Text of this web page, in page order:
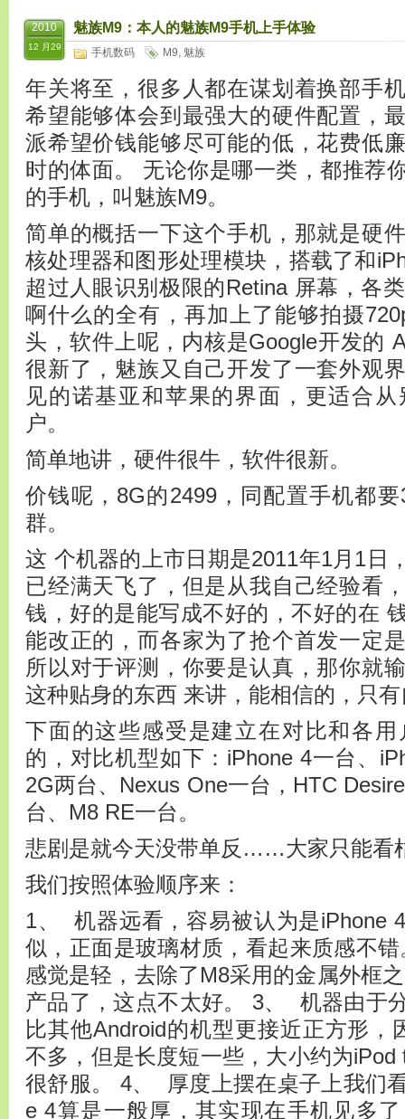
2010
12 月29
魅族M9：本人的魅族M9手机上手体验
手机数码 M9, 魅族
年关将至，很多人都在谋划着换部手
希望能够体会到最强大的硬件配置，
派希望价钱能够尽可能的低，花费低
时的体面。 无论你是哪一类，都推荐
的手机，叫魅族M9。
简单的概括一下这个手机，那就是硬
核处理器和图形处理模块，搭载了和
超过人眼识别极限的Retina 屏幕，各
啊什么的全有，再加上了能够拍摄
头，软件上呢，内核是Google开发的
很新了，魅族又自己开发了一套外观
见的诺基亚和苹果的界面，更适合
户。
简单地讲，硬件很牛，软件很新。
价钱呢，8G的2499，同配置手机都
群。
这 个机器的上市日期是2011年1月1日
已经满天飞了，但是从我自己经验看
钱，好的是能写成不好的，不好的在
能改正的，而各家为了抢个首发一定
所以对于评测，你要是认真，那你就
这种贴身的东西 来讲，能相信的，只
下面的这些感受是建立在对比和各
的，对比机型如下：iPhone 4一台、
2G两台、Nexus One一台，HTC
台、M8 RE一台。
悲剧是就今天没带单反……大家只能看
我们按照体验顺序来：
1、 机器远看，容易被认为是iPhone
似，正面是玻璃材质，看起来质感不
感觉是轻，去除了M8采用的金属外框
产品了，这点不太好。 3、 机器由于
比其他Android的机型更接近正方形，
不多，但是长度短一些，大小约为
很舒服。 4、 厚度上摆在桌子上我们
e 4算是一般厚，其实现在手机见多